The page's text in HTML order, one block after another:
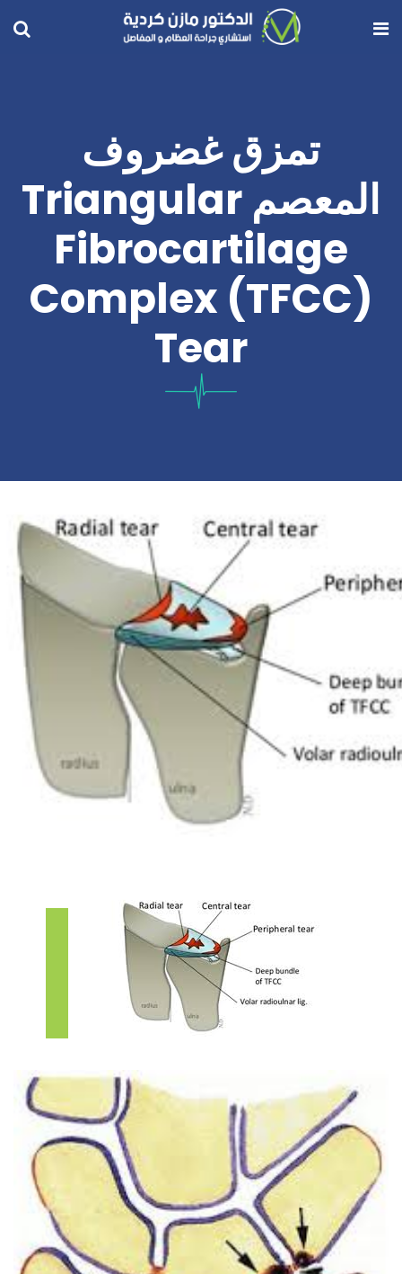
تمزق غضروف
المعصم Triangular
Fibrocartilage
Complex (TFCC)
Tear